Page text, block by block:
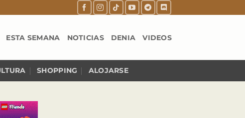
ESTA SEMANA NOTICIAS DENIA VIDEOS
SHOPPING ALOJARSE